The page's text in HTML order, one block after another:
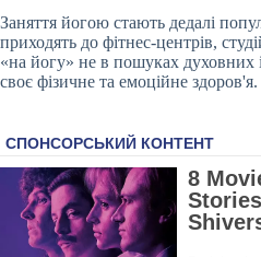
Заняття йогою стають дедалі
приходять до фітнес-центрів,
«на йогу» не в пошуках духовних
своє фізичне та емоційне здоров'я.